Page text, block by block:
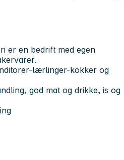
er en bedrift med egen
lærlinger-kokker og
god mat og drikke, is og